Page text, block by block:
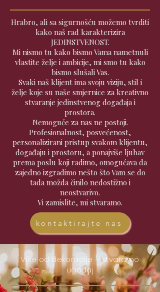
Hrabro, ali sa sigurnošću možemo tvrditi
kako naš rad karakterizira
JEDINSTVENOST.
Mi nismo tu kako bismo Vama nametnuli
vlastite želje i ambicije, mi smo tu kako
bismo slušali Vas.
Svaki naš klijent ima svoju viziju, stil i
želje koje su naše smjernice za kreativno
stvaranje jedinstvenog događaja i
prostora.
Nemoguće za nas ne postoji.
Profesionalnost, posvećenost,
personalizirani pristup svakom klijentu,
događaju i prostoru, a ponajviše ljubav
prema poslu koji radimo, omogućava da
zajedno izgradimo nešto što Vam se do
tada možda činilo nedostižno i
neostvarivo.
Vi zamislite, mi stvaramo.
kontaktirajte nas
Više od dekoracije – stvaramo
ugođaj